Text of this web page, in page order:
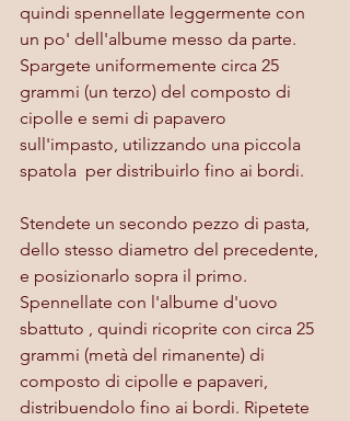
quindi spennellate leggermente con
un po' dell'albume messo da parte.
Spargete uniformemente circa 25
grammi (un terzo) del composto di
cipolle e semi di papavero
sull'impasto, utilizzando una piccola
spatola  per distribuirlo fino ai bordi.
Stendete un secondo pezzo di pasta,
dello stesso diametro del precedente,
e posizionarlo sopra il primo.
Spennellate con l'albume d'uovo
sbattuto , quindi ricoprite con circa 25
grammi (metà del rimanente) di
composto di cipolle e papaveri,
distribuendolo fino ai bordi. Ripetete